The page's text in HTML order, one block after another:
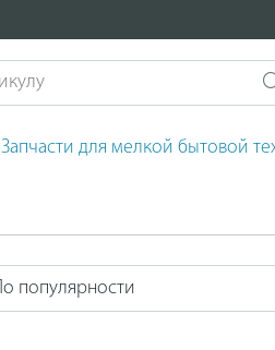
Запчасти для мелкой бытовой